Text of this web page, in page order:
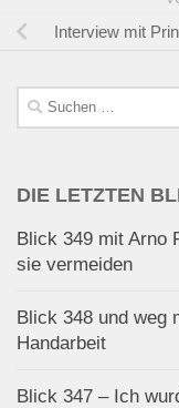
Interview mit
Suchen
nach:
DIE LETZTEN
Blick 349 mit Arno
sie vermeiden
Blick 348 und weg
Handarbeit
Blick 347 – Ich